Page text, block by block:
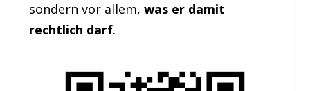
sondern vor allem,was er damit
rechtlich darf.